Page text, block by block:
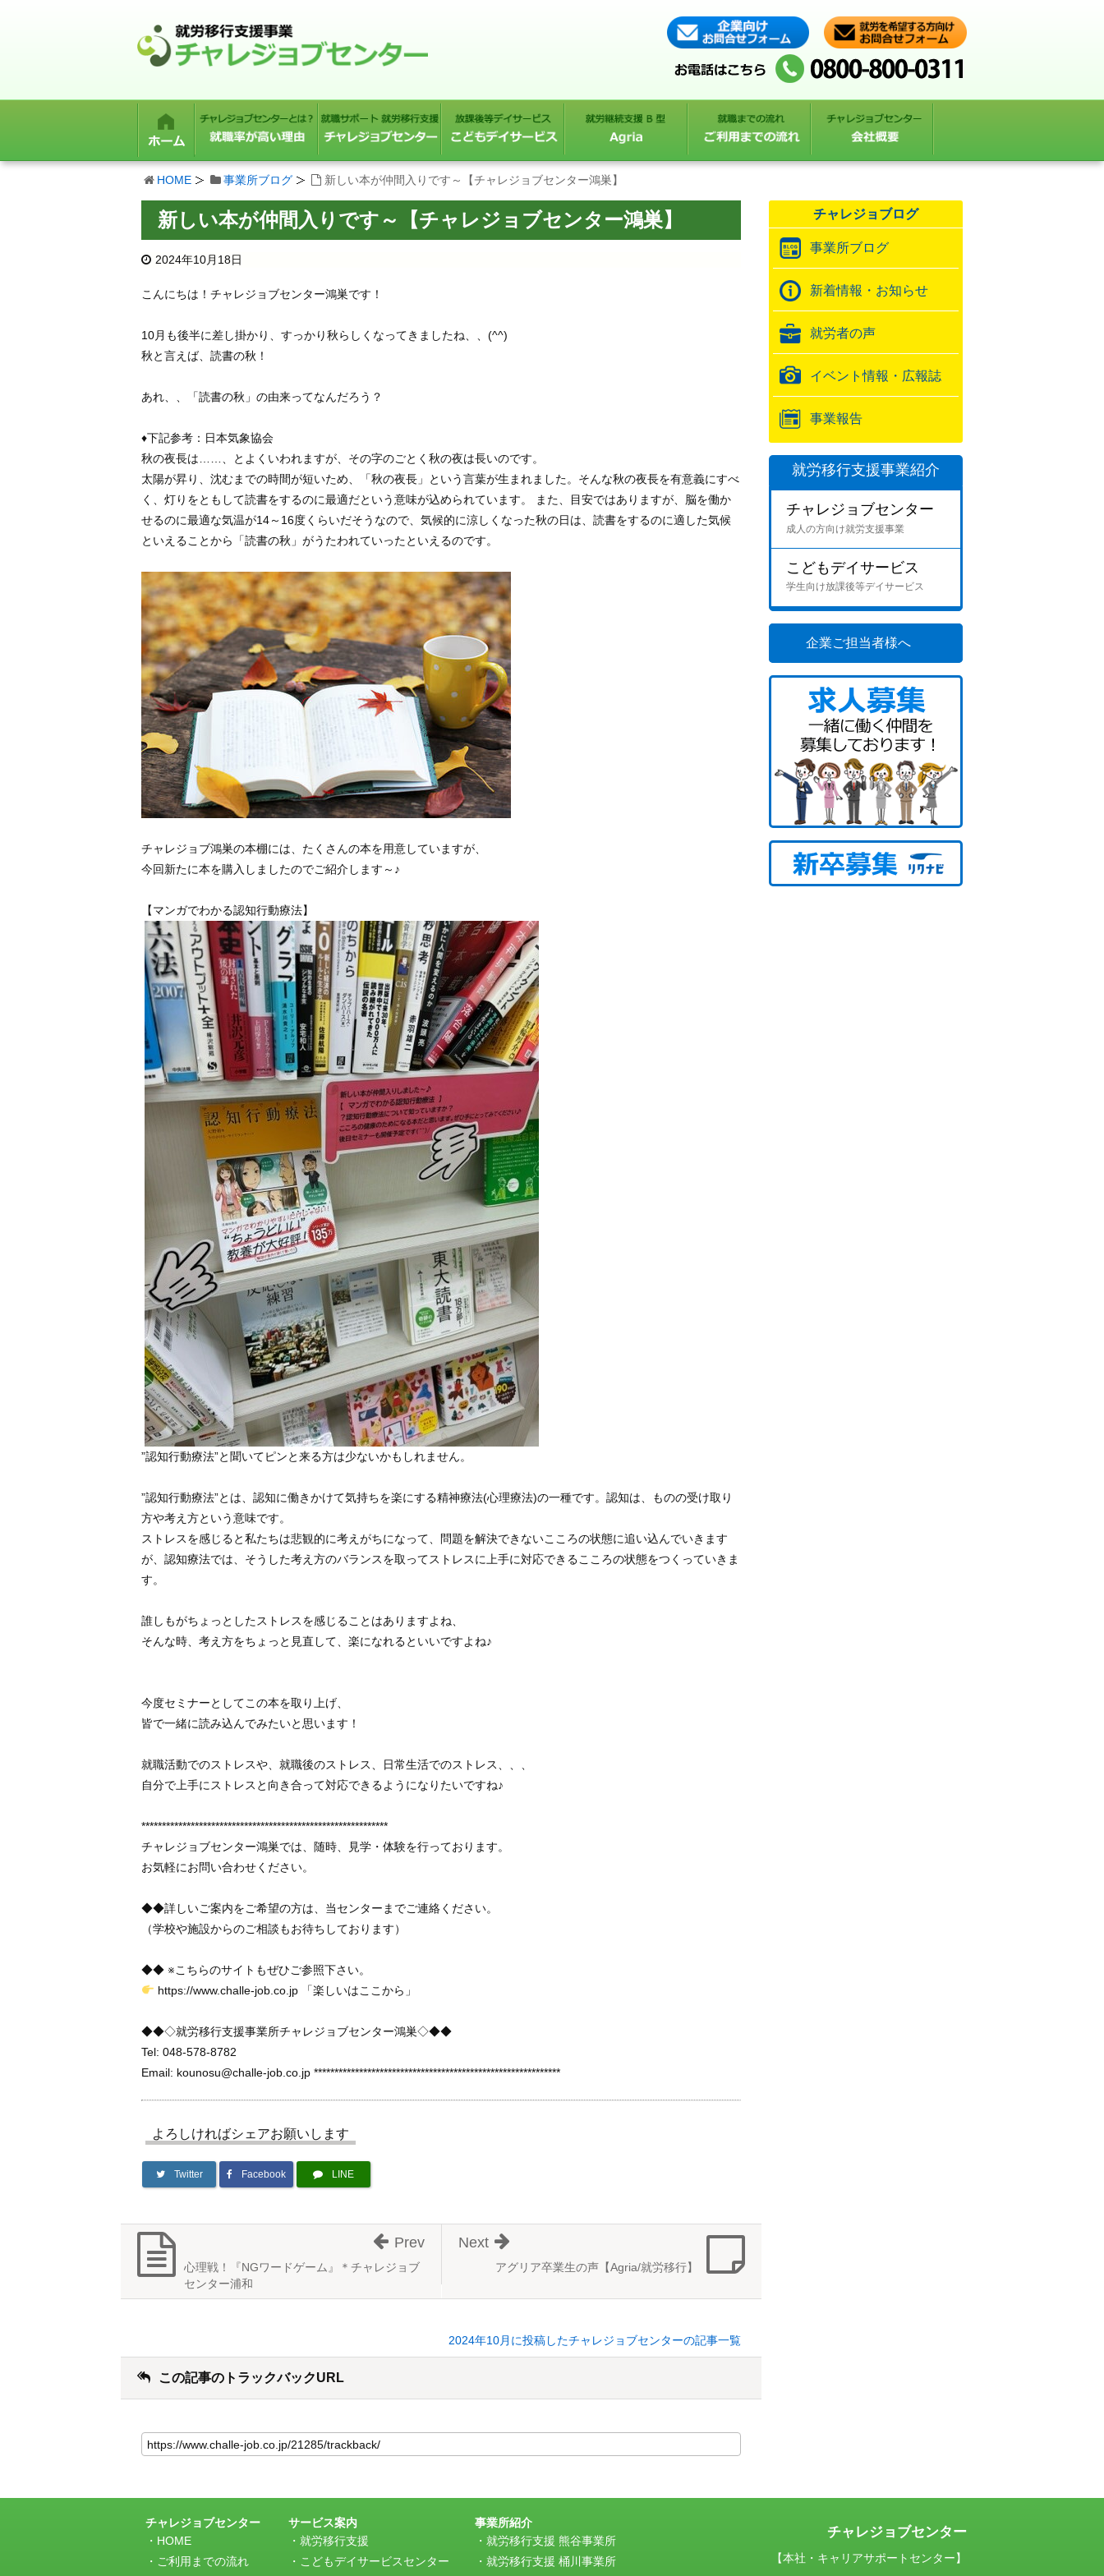
HOME 事業所ブログ 新しい本が仲間入りです～【チャレジョブセンター鴻巣】
新しい本が仲間入りです～【チャレジョブセンター鴻巣】
2024年10月18日
こんにちは！チャレジョブセンター鴻巣です！
10月も後半に差し掛かり、すっかり秋らしくなってきましたね、、(^^)
秋と言えば、読書の秋！
あれ、、「読書の秋」の由来ってなんだろう？
♦下記参考：日本気象協会
秋の夜長は……、とよくいわれますが、その字のごとく秋の夜は長いのです。
太陽が昇り、沈むまでの時間が短いため、「秋の夜長」という言葉が生まれました。そんな秋の夜長を有意義にすべ
く、灯りをともして読書をするのに最適だという意味が込められています。 また、目安ではありますが、脳を働か
せるのに最適な気温が14～16度くらいだそうなので、気候的に涼しくなった秋の日は、読書をするのに適した気候
といえることから「読書の秋」がうたわれていったといえるのです。
チャレジョブ鴻巣の本棚には、たくさんの本を用意していますが、
今回新たに本を購入しましたのでご紹介します～♪
【マンガでわかる認知行動療法】
”認知行動療法”と聞いてピンと来る方は少ないかもしれません。
”認知行動療法”とは、認知に働きかけて気持ちを楽にする精神療法(心理療法)の一種です。認知は、ものの受け取り
方や考え方という意味です。
ストレスを感じると私たちは悲観的に考えがちになって、問題を解決できないこころの状態に追い込んでいきます
が、認知療法では、そうした考え方のバランスを取ってストレスに上手に対応できるこころの状態をつくっていきま
す。
誰しもがちょっとしたストレスを感じることはありますよね、
そんな時、考え方をちょっと見直して、楽になれるといいですよね♪
今度セミナーとしてこの本を取り上げ、
皆で一緒に読み込んでみたいと思います！
就職活動でのストレスや、就職後のストレス、日常生活でのストレス、、、
自分で上手にストレスと向き合って対応できるようになりたいですね♪
************************************************************
チャレジョブセンター鴻巣では、随時、見学・体験を行っております。
お気軽にお問い合わせください。
◆◆詳しいご案内をご希望の方は、当センターまでご連絡ください。
（学校や施設からのご相談もお待ちしております）
◆◆ ※こちらのサイトもぜひご参照下さい。
https://www.challe-job.co.jp 「楽しいはここから」
◆◆◇就労移行支援事業所チャレジョブセンター鴻巣◇◆◆
Tel: 048-578-8782
Email: kounosu@challe-job.co.jp ************************************************************
よろしければシェアお願いします
Twitter Facebook LINE
アグリア卒業生の声【Agria/就労移行】
Next
心理戦！『NGワードゲーム』＊チャレジョブ
センター浦和
Prev
2024年10月に投稿したチャレジョブセンターの記事一覧
この記事のトラックバックURL
の
記
ラ
ッ
チャレジョブログ
事業所ブログ
新着情報・お知らせ
就労者の声
イベント情報・広報誌
事業報告
就労移行支援事業紹介
チャレジョブセンター
成人の方向け就労支援事業
こどもデイサービス
学生向け放課後等デイサービス
企業ご担当者様へ
チャレジョブセンター
HOME
ご利用までの流れ
サービス案内
就労移行支援
こどもデイサービスセンター
事業所紹介
就労移行支援 熊谷事業所
就労移行支援 桶川事業所
チャレジョブセンター
【本社・キャリアサポートセンター】